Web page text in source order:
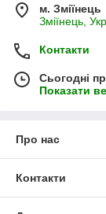
м. Зміїнець
Зміїнець,
Контакти
Сьогодні
Показати
Про нас
Контакти